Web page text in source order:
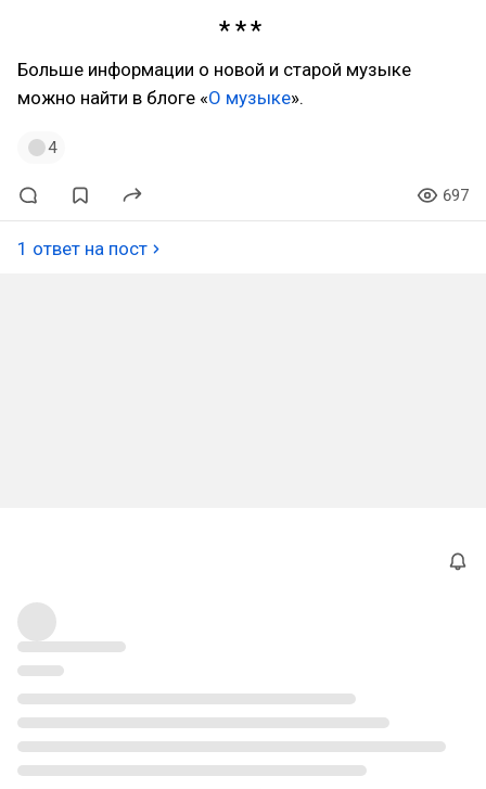
Больше информации о новой и старой музыке
можно найти в блоге «О музыке».
4
697
1 ответ на пост